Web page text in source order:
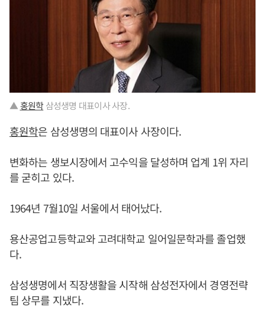
▲홍원학삼성생명 대표이사 사장.
홍원학은 삼성생명의 대표이사 사장이다.
변화하는 생보시장에서 고수익을 달성하며 업계 1위 자리
를 굳히고 있다.
1964년 7월10일 서울에서 태어났다.
용산공업고등학교와 고려대학교 일어일문학과를 졸업했
다.
삼성생명에서 직장생활을 시작해 삼성전자에서 경영전략
팀 상무를 지냈다.